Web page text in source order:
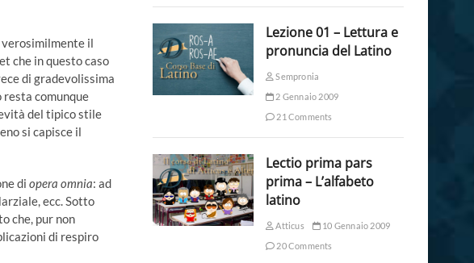
verosimilmente il
che in questo caso
di gradevolissima
comunque
del tipico stile
si capisce il
di opera omnia: ad
ecc. Sotto
che, pur non
di respiro
Lezione 01 – Lettura e
pronuncia del Latino
Sempronia
2 Gennaio 2009
21 Comments
Lectio prima pars
prima – L’alfabeto
latino
Atticus
10 Gennaio 2009
20 Comments